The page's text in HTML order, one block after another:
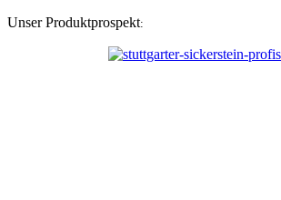
Unser Produktprospekt: